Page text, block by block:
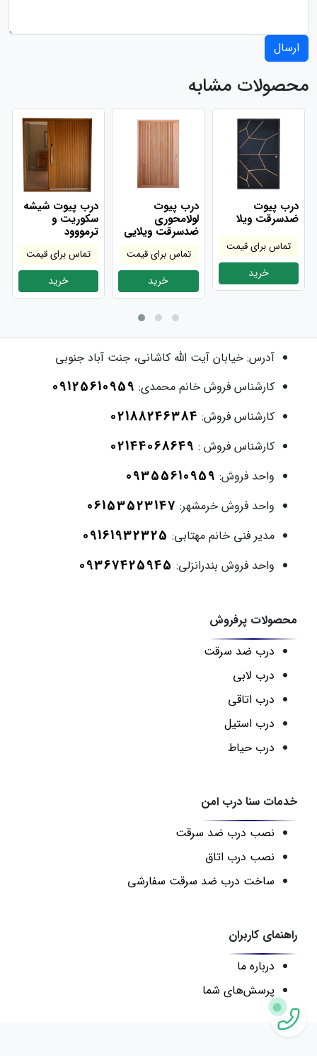
ارسال
محصولات مشابه
درب پیوت شیشه
سکوریت و
ترمووود
تماس برای قیمت
خرید
درب پیوت
لولامحوری
ضدسرقت ویلایی
تماس برای قیمت
خرید
درب پیوت
ضدسرقت ویلا
تماس برای قیمت
خرید
آدرس: خیابان آیت الله کاشانی، جنت آباد جنوبی
کارشناس فروش خانم محمدی: 09125610959
کارشناس فروش: 02188246384
کارشناس فروش : 02144068649
واحد فروش: 09355610959
واحد فروش خرمشهر: 06153523147
مدیر فنی خانم مهتابی: 09161932325
واحد فروش بندرانزلی: 09367425945
محصولات پرفروش
درب ضد سرقت
درب لابی
درب اتاقی
درب استیل
درب حیاط
خدمات سنا درب امن
نصب درب ضد سرقت
نصب درب اتاق
ساخت درب ضد سرقت سفارشی
راهنمای کاربران
درباره ما
پرسش‌های شما